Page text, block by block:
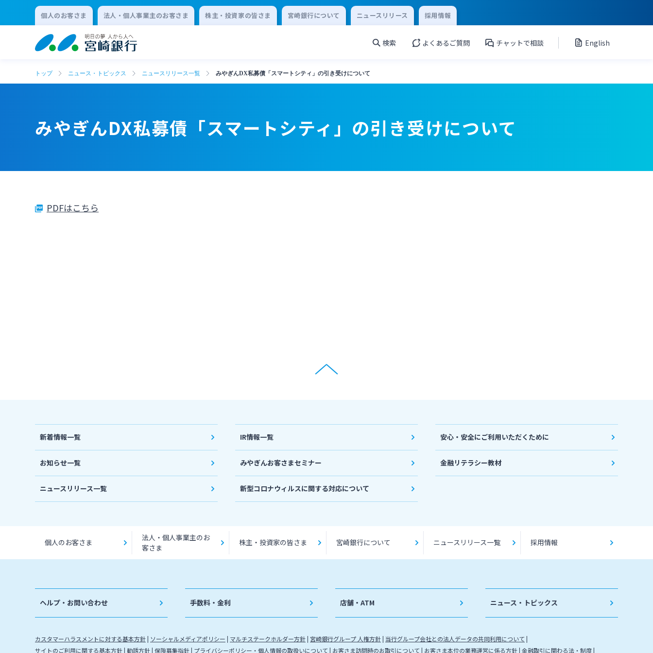
個人のお客さま 法人・個人事業主のお客さま 株主・投資家の皆さま 宮崎銀行について ニュースリリース 採用情報
検索 よくあるご質問 チャットで相談 English
トップ ニュース・トピックス ニュースリリース一覧 みやぎんDX私募債「スマートシティ」の引き受けについて
みやぎんDX私募債「スマートシティ」の引き受けについて
PDFはこちら
新着情報一覧
お知らせ一覧
ニュースリリース一覧
IR情報一覧
みやぎんお客さまセミナー
新型コロナウィルスに関する対応について
安心・安全にご利用いただくために
金融リテラシー教材
個人のお客さま
法人・個人事業主のお
客さま
株主・投資家の皆さま 宮崎銀行について ニュースリリース一覧 採用情報
ヘルプ・お問い合わせ 手数料・金利 店舗・ATM ニュース・トピックス
カスタマーハラスメントに対する基本方針 ソーシャルメディアポリシー マルチステークホルダー方針 宮崎銀行グループ 人権方針 当行グループ会社との法人データの共同利用について
サイトのご利用に関する基本方針 勧誘方針 保険募集指針 プライバシーポリシー・個人情報の取扱いについて お客さま訪問時のお取引について お客さま本位の業務運営に係る方針 金融取引に関わる法・制度